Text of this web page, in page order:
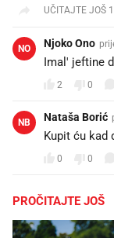
UČITAJTE JOŠ
NO Njoko Ono
Imal' jeftine
2 0
NB Nataša Borić
Kupit ću kad
0 0
PROČITAJTE JOŠ